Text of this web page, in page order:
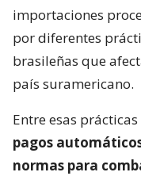
importaciones
por diferentes
brasileñas que
país suramericano.
Entre esas prácticas
pagos
normas para